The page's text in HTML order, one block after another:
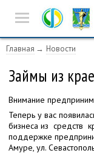
Новости
Истории успеха
деятельность
Инвест-площадка
Главная Новости
Займы из
Внимание
Теперь у вас
бизнеса из средств
поддержке
Амуре, ул.